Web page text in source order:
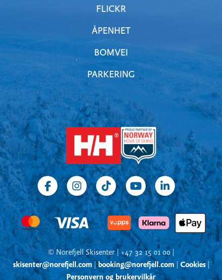
FLICKR
ÅPENHET
BOMVEI
PARKERING
© Norefjell Skisenter | +47 32 15 01 00 |
skisenter@norefjell.com|booking@norefjell.com Cookies|
Personvern og brukervilkår